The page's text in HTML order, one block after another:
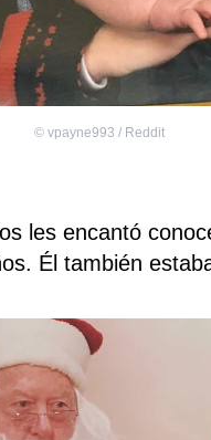
© vpayne993 / Reddit
les encantó
Él también